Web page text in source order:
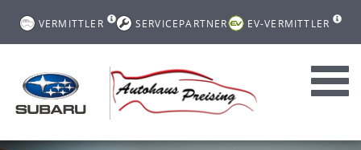
VERMITTLER SERVICEPARTNER EV-VERMITTLER